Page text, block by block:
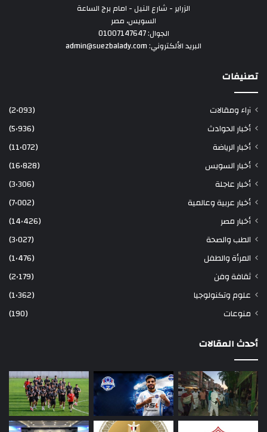
الزراير - شارع النيل - امام برج الساعة
السويس، مصر
الجوال: 01007147647
البريد الألكتروني: admin@suezbalady.com
تصنيفات
آراء ومقالات
(2٬093)
أخبار الحوادث
(5٬936)
أخبار الرياضة
(11٬072)
أخبار السويس
(16٬828)
أخبار عاجلة
(3٬306)
أخبار عربية وعالمية
(7٬002)
أخبار مصر
(14٬426)
الطب والصحة
(3٬027)
المرأة والطفل
(1٬476)
ثقافة وفن
(2٬179)
علوم وتكنولوجيا
(1٬362)
منوعات
(190)
أحدث المقالات